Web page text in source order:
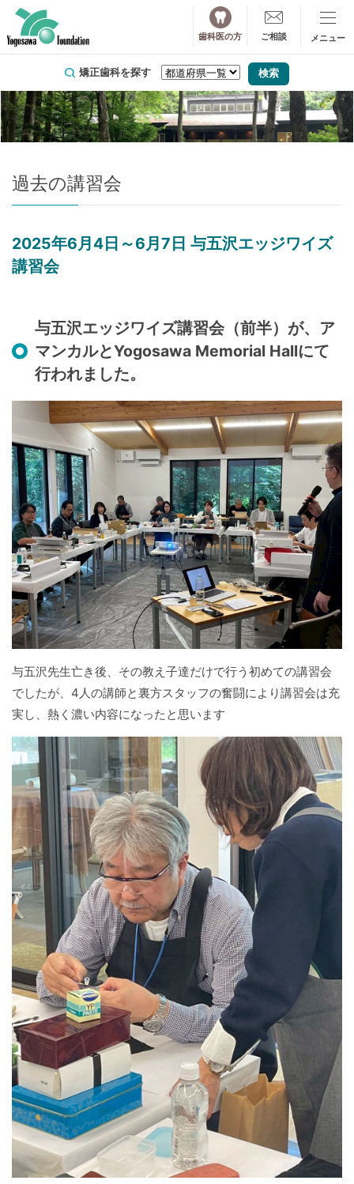
歯科医の方 ご相談
矯正歯科を探す
過去の講習会
2025年6月4日～6月7日 与五沢エッジワイズ
講習会
与五沢エッジワイズ講習会（前半）が、ア
マンカルとYogosawa Memorial Hallにて
行われました。
与五沢先生亡き後、その教え子達だけで行う初めての講習会
でしたが、4人の講師と裏方スタッフの奮闘により講習会は充
実し、熱く濃い内容になったと思います